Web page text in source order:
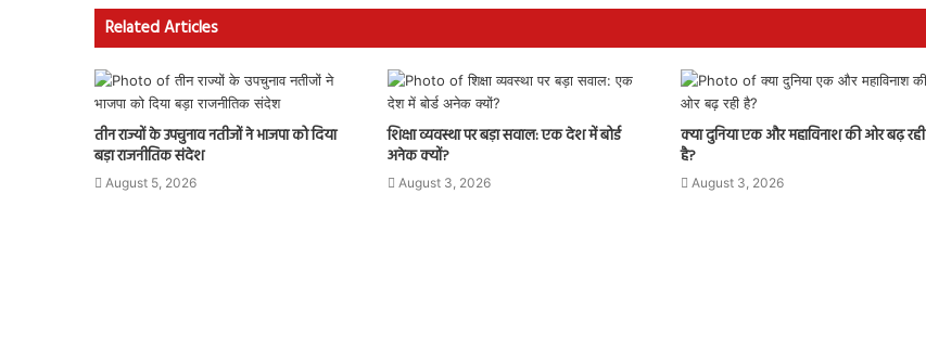
Related Articles
तीन राज्यों के उपचुनाव नतीजों ने भाजपा को दिया
बड़ा राजनीतिक संदेश
August 5, 2026
शिक्षा व्यवस्था पर बड़ा सवाल: एक देश में बोर्ड
अनेक क्यों?
August 3, 2026
क्या दुनिया एक और महाविनाश की ओर बढ़ रही
है?
August 3, 2026